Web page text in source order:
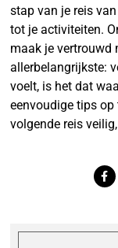
stap van je reis
tot je activiteiten.
maak je vertrouwd
allerbelangrijkste:
voelt, is het dat
eenvoudige tips op
volgende reis